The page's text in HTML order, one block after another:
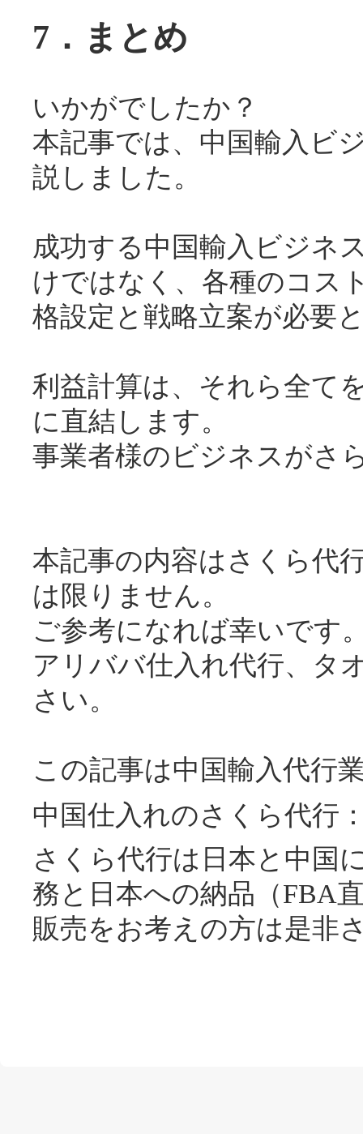
7．まとめ
いかがでしたか？
本記事では、中国輸入ビ
説しました。
成功する中国輸入ビジネ
けではなく、各種のコス
格設定と戦略立案が必要
利益計算は、それら全て
に直結します。
事業者様のビジネスがさ
本記事の内容はさくら代
は限りません。
ご参考になれば幸いです
アリババ仕入れ代行、タ
さい。
この記事は中国輸入代行
中国仕入れのさくら代行
さくら代行は日本と中国
務と日本への納品（FBA
販売をお考えの方は是非